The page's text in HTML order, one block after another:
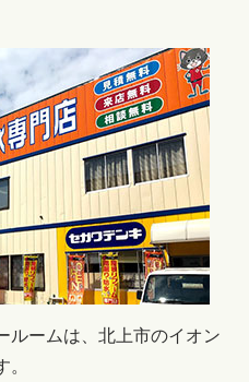
ルームは、北上市のイオン